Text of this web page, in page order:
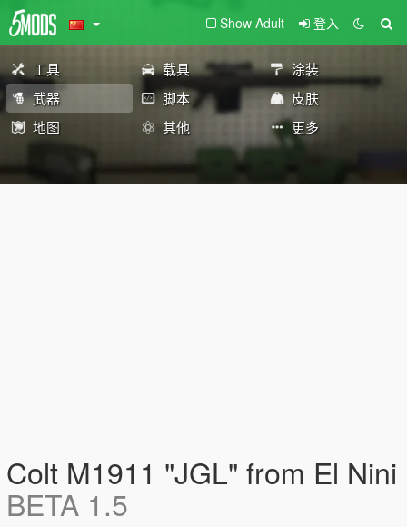
Show Adult 登入
工具 载具
涂装
武器
脚本
皮肤
地图
其他 更多
Colt M1911 "JGL" from El Nini
BETA 1.5